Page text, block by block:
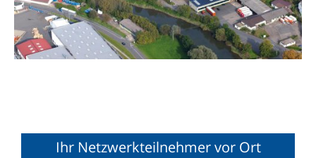
Ihr Netzwerkteilnehmer vor Ort